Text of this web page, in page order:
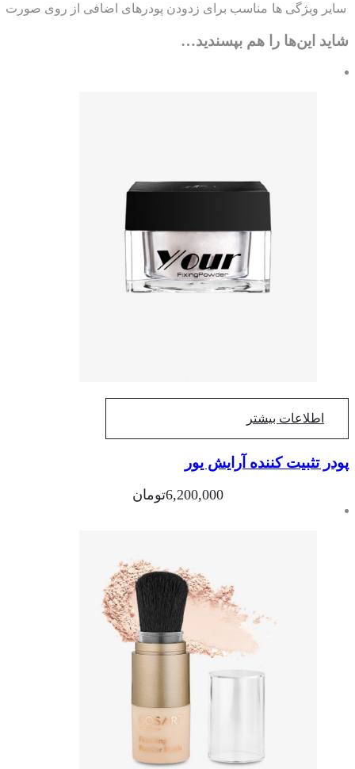
ویژگی ها
مناسب برای زدودن پودرهای اضافی از روی صورت
این‌ها را هم بپسندید…
اطلاعات بیشتر
تثبیت کننده آرایش یور
6,200,000تومان